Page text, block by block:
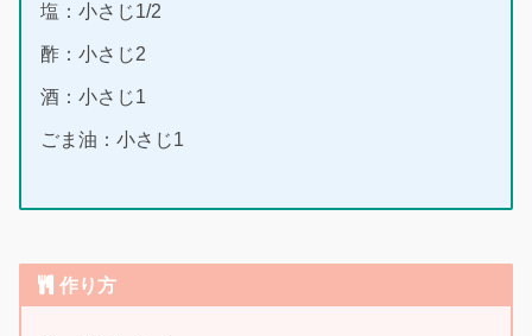
塩：小さじ1/2
酢：小さじ2
酒：小さじ1
ごま油：小さじ1
作り方